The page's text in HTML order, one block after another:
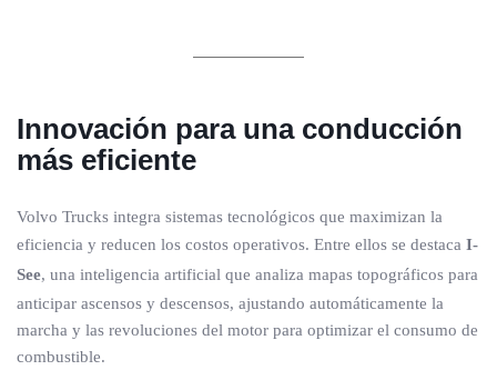
Innovación para una conducción
más eficiente
Volvo Trucks integra sistemas tecnológicos que maximizan la
eficiencia y reducen los costos operativos. Entre ellos se destaca I-
See, una inteligencia artificial que analiza mapas topográficos para
anticipar ascensos y descensos, ajustando automáticamente la
marcha y las revoluciones del motor para optimizar el consumo de
combustible.